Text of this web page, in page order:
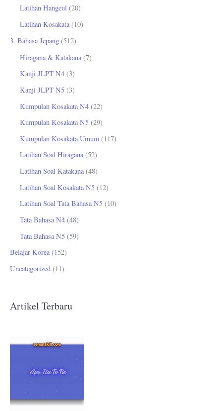
Latihan Hangeul (20)
Latihan Kosakata(10)
3. Bahasa Jepang (512)
Hiragana & Katakana (7)
Kanji JLPT N4 (3)
Kanji JLPT N5 (3)
Kumpulan Kosakata N4 (22)
Kumpulan Kosakata N5 (29)
Kumpulan Kosakata Umum (117)
Latihan Soal Hiragana(52)
Latihan Soal Katakana(48)
Latihan Soal Kosakata N5 (12)
Latihan Soal Tata Bahasa N5 (10)
Tata Bahasa N4 (48)
Tata Bahasa N5 (59)
Belajar Korea(152)
Uncategorized (11)
Artikel Terbaru